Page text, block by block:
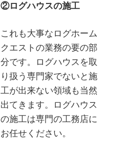
②ログハウスの施工
これも大事なログホーム
クエストの業務の要の部
分です。ログハウスを取
り扱う専門家でないと施
工が出来ない領域も当然
出てきます。ログハウス
の施工は専門の工務店に
お任せください。